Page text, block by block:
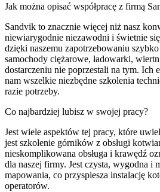
Jak można opisać współpracę z firmą
Sandvik to znacznie więcej niż nasz
niewiarygodnie niezawodni i świetnie
dzięki naszemu zapotrzebowaniu
samochody ciężarowe, ładowarki,
dostarczeniu nie poprzestali na tym. Ich
nam wszelkie niezbędne szkolenia
razie potrzeby.
Co najbardziej lubisz w swojej pracy?
Jest wiele aspektów tej pracy, które
jest szkolenie górników z obsługi
nieskomplikowana obsługa i krawędź
dla naszej firmy. Jest czysta, wygodna i
mapowania, co przyspiesza instalację
operatorów.